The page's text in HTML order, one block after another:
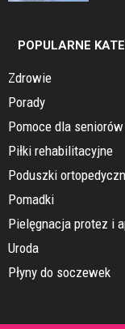
POPULARNE
Zdrowie
Porady
Pomoce dla
Piłki rehabilitacyjne
Poduszki
Pomadki
Pielęgnacja protez i
Uroda
Płyny do soczewek